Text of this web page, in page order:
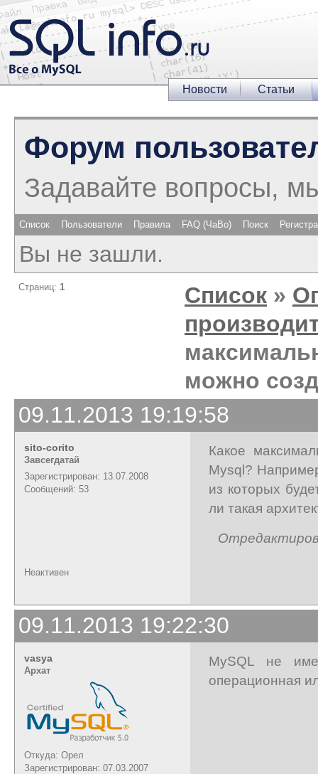
Новости Статьи
Форум
Задавайте вопросы,
Список Пользователи Правила FAQ (ЧаВо) Поиск
Вы не зашли.
Страниц: 1 Список »
можно
09.11.2013 19:19:58
sito-corito
Завсегдатай
Зарегистрирован: 13.07.2008
Сообщений: 53
Какое
Mysql?
из которых
ли такая
Неактивен
09.11.2013 19:22:30
vasya
Архат
Откуда: Орел
Зарегистрирован: 07.03.2007
MySQL не
операционная